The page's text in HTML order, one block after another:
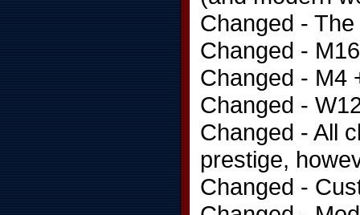
Changed -
Changed -
Changed - M4
Changed -
Changed - All
prestige,
Changed -